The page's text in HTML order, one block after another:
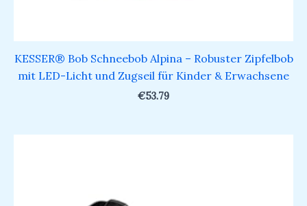
KESSER® Bob Schneebob Alpina – Robuster Zipfelbob
mit LED-Licht und Zugseil für Kinder & Erwachsene
€53.79